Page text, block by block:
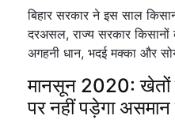
बिहार सरकार ने इस साल
दरअसल, राज्य सरकार
अगहनी धान, भदई मक्का और
मानसून 2020: खेतों
पर नहीं पड़ेगा असमान